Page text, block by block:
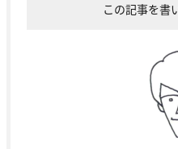
この記事を書